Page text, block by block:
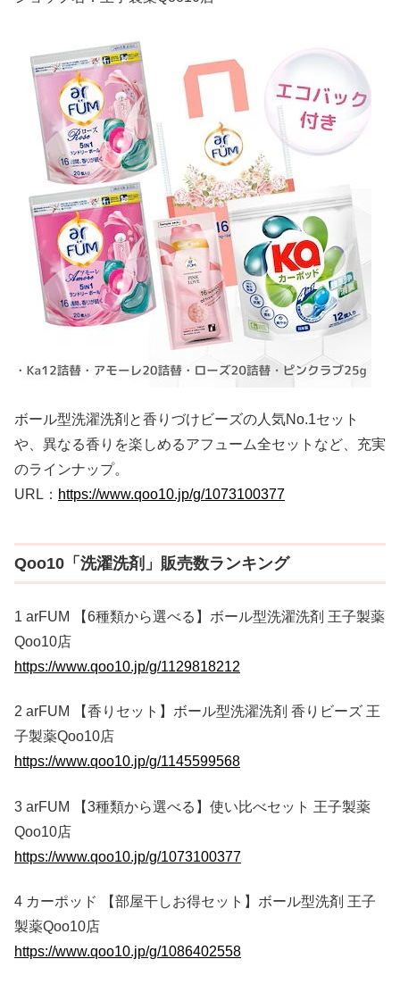
ボール型洗濯洗剤と香りづけビーズの人気No.1セット
や、異なる香りを楽しめるアフューム全セットなど、充実
のラインナップ。
URL： https://www.qoo10.jp/g/1073100377
Qoo10「洗濯洗剤」販売数ランキング
1 arFUM 【6種類から選べる】ボール型洗濯洗剤 王子製薬
Qoo10店
https://www.qoo10.jp/g/1129818212
2 arFUM 【香りセット】ボール型洗濯洗剤 香りビーズ 王
子製薬Qoo10店
https://www.qoo10.jp/g/1145599568
3 arFUM 【3種類から選べる】使い比べセット 王子製薬
Qoo10店
https://www.qoo10.jp/g/1073100377
4 カーポッド 【部屋干しお得セット】ボール型洗剤 王子
製薬Qoo10店
https://www.qoo10.jp/g/1086402558